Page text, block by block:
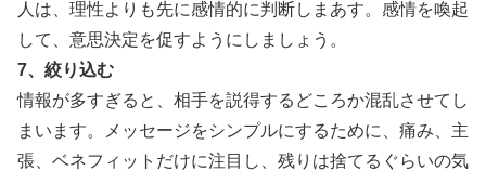
人は、理性よりも先に感情的に判断しまあす。感情を喚起
して、意思決定を促すようにしましょう。
7、絞り込む
情報が多すぎると、相手を説得するどころか混乱させてし
まいます。メッセージをシンプルにするために、痛み、主
張、ベネフィットだけに注目し、残りは捨てるぐらいの気